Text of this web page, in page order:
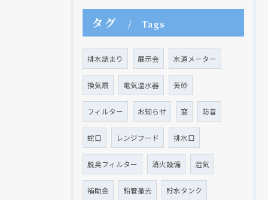
タグ Tags
排水詰まり 展示会 水道メーター
換気扇 電気温水器 黄砂
フィルター お知らせ 窓 防音
蛇口 レンジフード 排水口
脱臭フィルター 消火設備 湿気
補助金 鉛管撤去 貯水タンク
現在、新聞に入っている折込チラシです。
現在、新聞に入っている折込チラシです。